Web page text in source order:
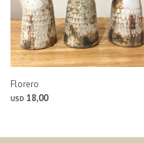
Florero
USD 18,00